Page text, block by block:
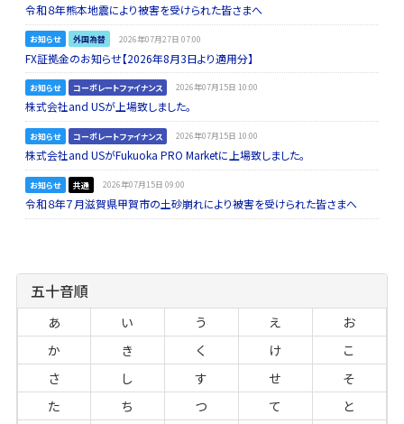
令和８年熊本地震により被害を受けられた皆さまへ
お知らせ 外国為替 2026年07月27日 07:00
FX証拠金のお知らせ【2026年8月3日より適用分】
お知らせ コーポレートファイナンス 2026年07月15日 10:00
株式会社and USが上場致しました。
お知らせ コーポレートファイナンス 2026年07月15日 10:00
株式会社and USがFukuoka PRO Marketに上場致しました。
お知らせ 共通 2026年07月15日 09:00
令和８年７月滋賀県甲賀市の土砂崩れにより被害を受けられた皆さまへ
五十音順
あ い う え
お
か
き く け
こ
さ
し す せ
そ
た
ち つ て
と